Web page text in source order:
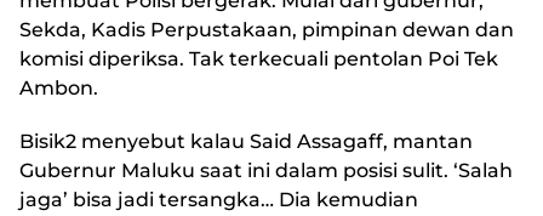
Sekda, Kadis Perpustakaan, pimpinan dewan dan
komisi diperiksa. Tak terkecuali pentolan Poi Tek
Ambon.
Bisik2 menyebut kalau Said Assagaff, mantan
Gubernur Maluku saat ini dalam posisi sulit. ‘Salah
jaga’ bisa jadi tersangka… Dia kemudian